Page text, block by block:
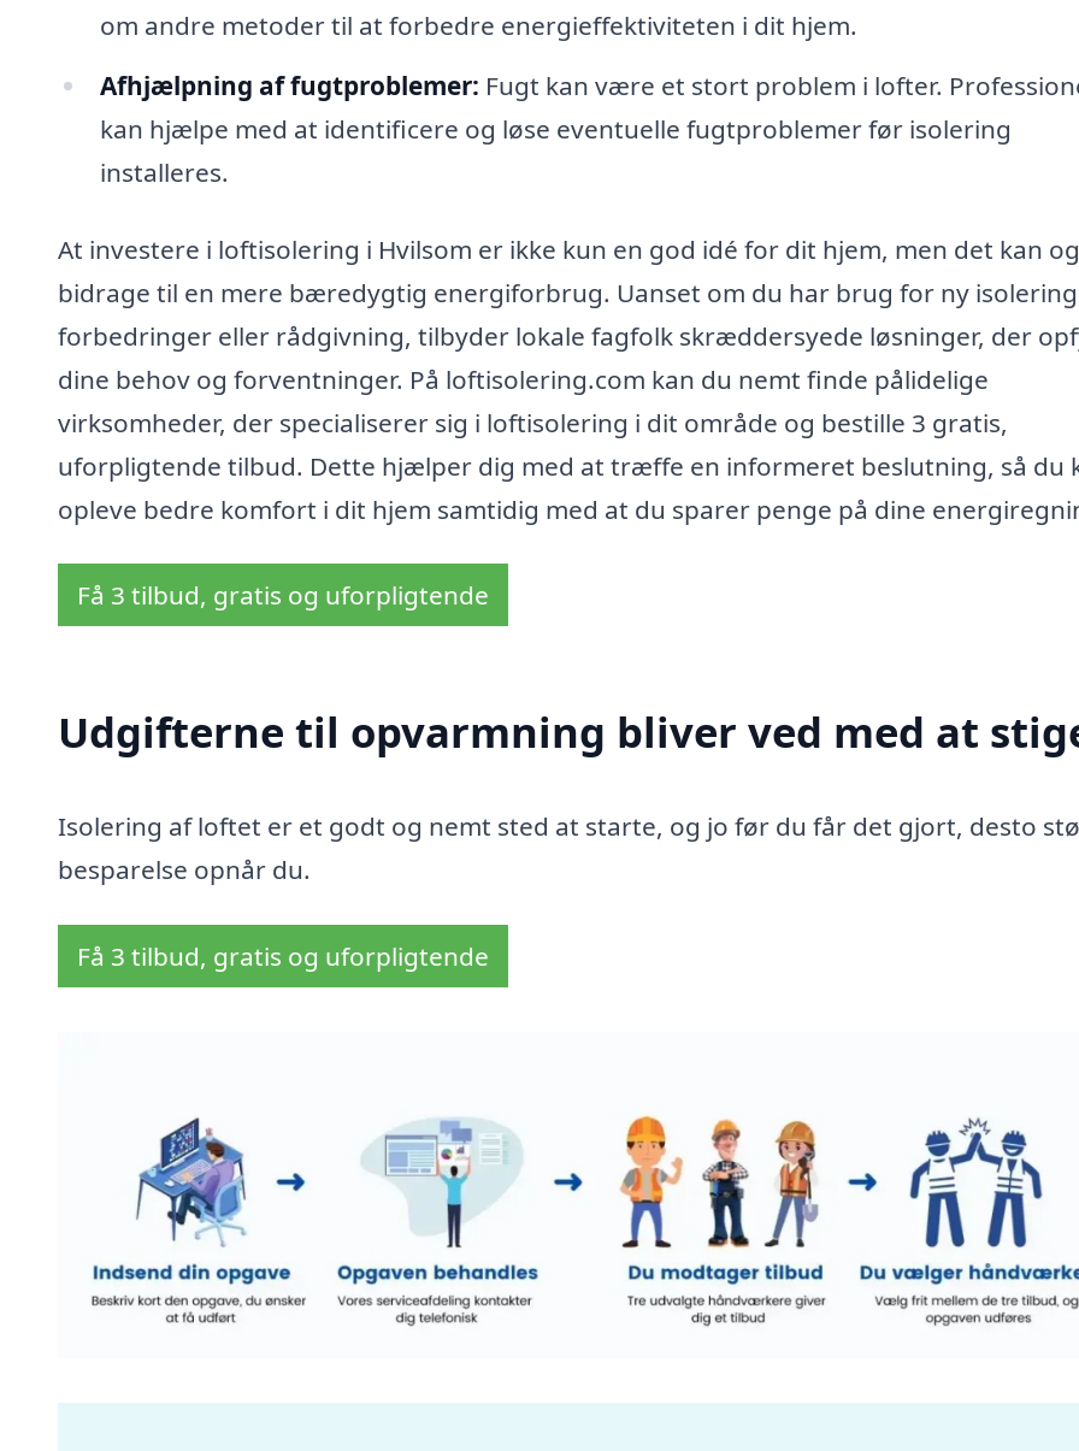
om andre metoder til at forbedre energieffektiviteten i dit hjem.
Afhjælpning af fugtproblemer: Fugt kan være et stort problem i lofter.
kan hjælpe med at identificere og løse eventuelle fugtproblemer før isolering
installeres.
At investere i loftisolering i Hvilsom er ikke kun en god idé for dit hjem, men det kan
bidrage til en mere bæredygtig energiforbrug. Uanset om du har brug for ny
forbedringer eller rådgivning, tilbyder lokale fagfolk skræddersyede løsninger, der
dine behov og forventninger. På loftisolering.com kan du nemt finde pålidelige
virksomheder, der specialiserer sig i loftisolering i dit område og bestille 3 gratis,
uforpligtende tilbud. Dette hjælper dig med at træffe en informeret beslutning, så du
opleve bedre komfort i dit hjem samtidig med at du sparer penge på dine
Få 3 tilbud, gratis og uforpligtende
Udgifterne til opvarmning bliver ved med at
Isolering af loftet er et godt og nemt sted at starte, og jo før du får det gjort, desto
besparelse opnår du.
Få 3 tilbud, gratis og uforpligtende